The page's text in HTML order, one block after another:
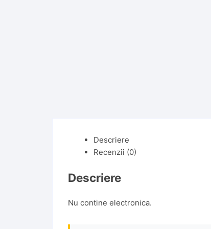
Descriere
Recenzii (0)
Descriere
Nu contine electronica.